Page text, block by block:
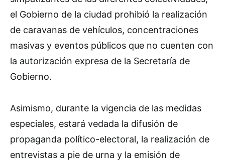
el Gobierno de la ciudad prohibió la realización
de caravanas de vehículos, concentraciones
masivas y eventos públicos que no cuenten con
la autorización expresa de la Secretaría de
Gobierno.
Asimismo, durante la vigencia de las medidas
especiales, estará vedada la difusión de
propaganda político-electoral, la realización de
entrevistas a pie de urna y la emisión de